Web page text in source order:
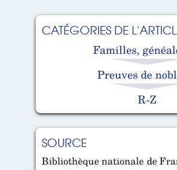
CATÉGORIES DE
Familles,
Preuves de
R-Z
SOURCE
Bibliothèque nationale de